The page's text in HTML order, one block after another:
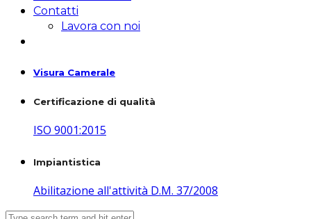
Contatti
Lavora con noi
Visura Camerale
Certificazione di qualità
ISO 9001:2015
Impiantistica
Abilitazione all'attività D.M. 37/2008